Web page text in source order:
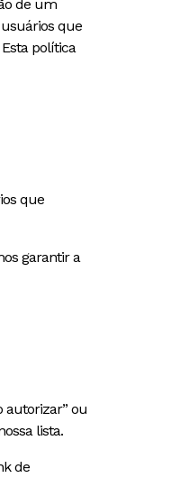
de um
que
política
que
garantir a
autorizar” ou
lista.
de